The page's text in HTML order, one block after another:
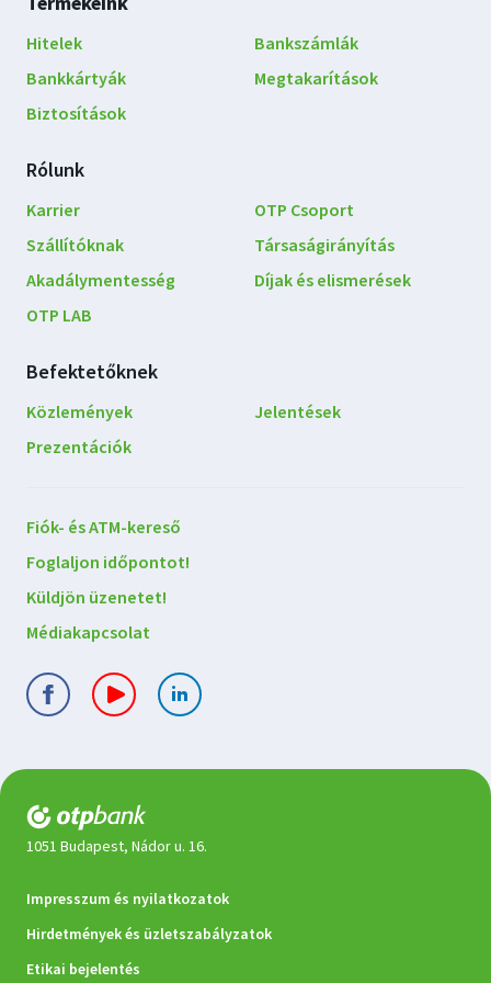
navigáció
Hitelek
Bankszámlák
Bankkártyák
Megtakarítások
Biztosítások
Rólunk
Karrier
Szállítóknak
Akadálymentesség
OTP LAB
OTP Csoport
Társaságirányítás
Díjak és elismerések
Befektetőknek
Közlemények
Jelentések
Prezentációk
Lépjen
kapcsolatba
velünk
Fiók- és ATM-kereső
Foglaljon időpontot!
Küldjön üzenetet!
Médiakapcsolat
1051 Budapest, Nádor u. 16.
Jogi
dokumentumok
Impresszum és nyilatkozatok
Hirdetmények és üzletszabályzatok
Etikai bejelentés